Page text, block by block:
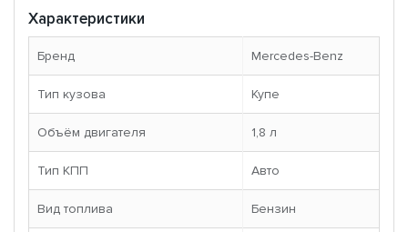
Характеристики
Бренд Mercedes-Benz
Тип кузова Купе
Объём двигателя 1,8 л
Тип КПП Авто
Вид топлива Бензин